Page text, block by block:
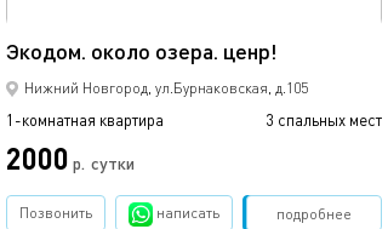
Экодом. около озера. ценр!
Нижний Новгород, ул.Бурнаковская, д.105
1-комнатная квартира 3 спальных мест
2000 р. сутки
подробнее
Позвонить написать Забронировать